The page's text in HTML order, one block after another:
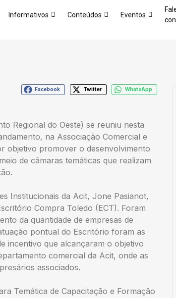
Informativos Conteúdos Eventos
Facebook Twitter WhatsApp
Regional do Oeste) se reuniu nesta
na Associação Comercial e
objetivo promover o desenvolvimento
de câmaras temáticas que realizam
Institucionais da Acit, Jone Pasianot,
Compra Toledo (ECT). Foram
da quantidade de empresas de
pontual do Escritório foram as
incentivo que alcançaram o objetivo
comercial da Acit, onde as
associados.
Temática de Capacitação e Formação